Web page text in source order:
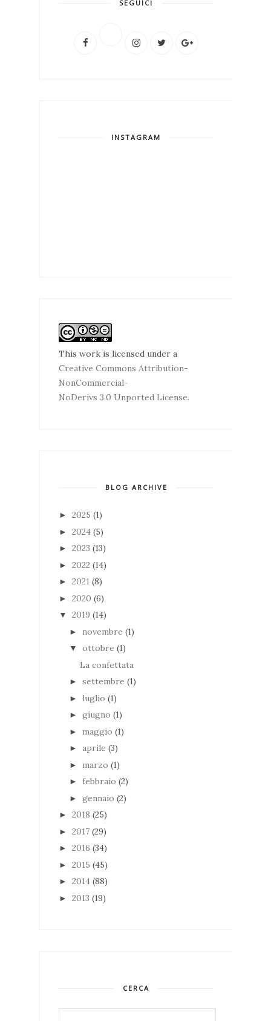
SEGUICI
INSTAGRAM
This work is licensed under a
Creative Commons Attribution-
NonCommercial-
NoDerivs 3.0 Unported License.
BLOG ARCHIVE
► 2025 (1)
► 2024 (5)
► 2023 (13)
► 2022 (14)
► 2021 (8)
► 2020 (6)
▼ 2019 (14)
► novembre (1)
▼ ottobre (1)
La confettata
► settembre (1)
► luglio (1)
► giugno (1)
► maggio (1)
► aprile (3)
► marzo (1)
► febbraio (2)
► gennaio (2)
► 2018 (25)
► 2017 (29)
► 2016 (34)
► 2015 (45)
► 2014 (88)
► 2013 (19)
CERCA